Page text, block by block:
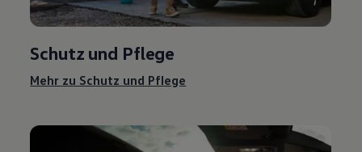
Schutz und Pflege
Mehr zu Schutz und Pflege